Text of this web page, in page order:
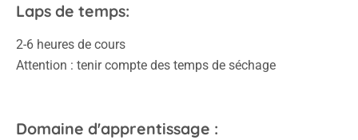
Laps de temps:
2-6 heures de cours
Attention : tenir compte des temps de séchage
Domaine d'apprentissage :